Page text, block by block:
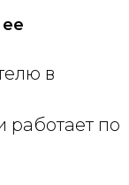
в
работает по